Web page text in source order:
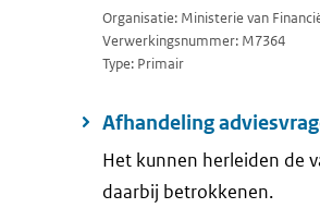
Organisatie: Ministerie van
Verwerkingsnummer: M7364
Type: Primair
Afhandeling
Het kunnen herleiden de
daarbij betrokkenen.